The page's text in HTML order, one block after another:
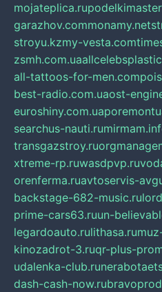
mojateplica.ru
garazhov.commonamy.net
stroyu.kzmy-vesta.com
zsmh.com.ua
all-tattoos-for-men.com
best-radio.com.uaost-
euroshiny.com.ua
searchus-nauti.ru
transgazstroy.ru
xtreme-rp.ruwasdpvp.ru
orenferma.ruavtoservis-
backstage-682-music.ru
prime-cars63.ruun-
legardoauto.rulithasa.ru
kinozadrot-3.ruqr-plus-
udalenka-club.ru
dash-cash-now.ru